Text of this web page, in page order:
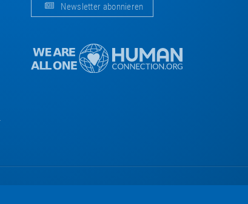
Newsletter abonnieren